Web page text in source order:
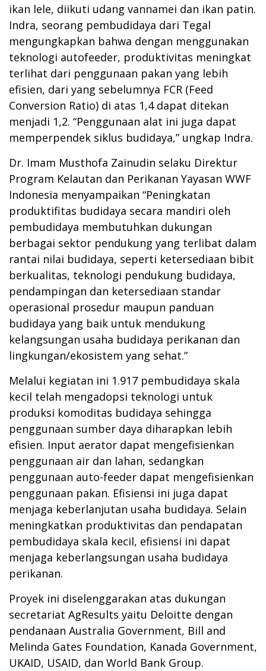
ikan lele, diikuti udang vannamei dan ikan patin.
Indra, seorang pembudidaya dari Tegal
mengungkapkan bahwa dengan menggunakan
teknologi autofeeder, produktivitas meningkat
terlihat dari penggunaan pakan yang lebih
efisien, dari yang sebelumnya FCR (Feed
Conversion Ratio) di atas 1,4 dapat ditekan
menjadi 1,2. “Penggunaan alat ini juga dapat
memperpendek siklus budidaya,” ungkap Indra.
Dr. Imam Musthofa Zainudin selaku Direktur
Program Kelautan dan Perikanan Yayasan WWF
Indonesia menyampaikan “Peningkatan
produktifitas budidaya secara mandiri oleh
pembudidaya membutuhkan dukungan
berbagai sektor pendukung yang terlibat dalam
rantai nilai budidaya, seperti ketersediaan bibit
berkualitas, teknologi pendukung budidaya,
pendampingan dan ketersediaan standar
operasional prosedur maupun panduan
budidaya yang baik untuk mendukung
kelangsungan usaha budidaya perikanan dan
lingkungan/ekosistem yang sehat.”
Melalui kegiatan ini 1.917 pembudidaya skala
kecil telah mengadopsi teknologi untuk
produksi komoditas budidaya sehingga
penggunaan sumber daya diharapkan lebih
efisien. Input aerator dapat mengefisienkan
penggunaan air dan lahan, sedangkan
penggunaan auto-feeder dapat mengefisienkan
penggunaan pakan. Efisiensi ini juga dapat
menjaga keberlanjutan usaha budidaya. Selain
meningkatkan produktivitas dan pendapatan
pembudidaya skala kecil, efisiensi ini dapat
menjaga keberlangsungan usaha budidaya
perikanan.
Proyek ini diselenggarakan atas dukungan
secretariat AgResults yaitu Deloitte dengan
pendanaan Australia Government, Bill and
Melinda Gates Foundation, Kanada Government,
UKAID, USAID, dan World Bank Group.